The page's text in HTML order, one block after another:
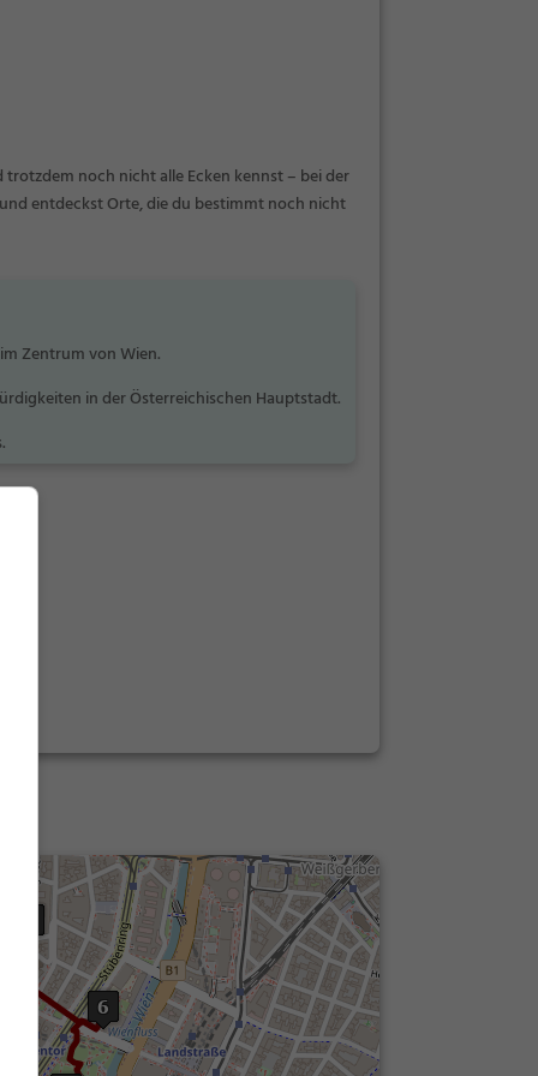
noch nicht alle Ecken kennst – bei der
entdeckst Orte, die du bestimmt noch nicht
Zentrum von Wien.
in der Österreichischen Hauptstadt.